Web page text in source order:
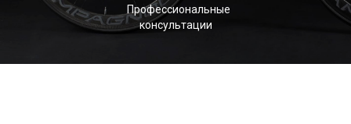
Профессиональные
консультации